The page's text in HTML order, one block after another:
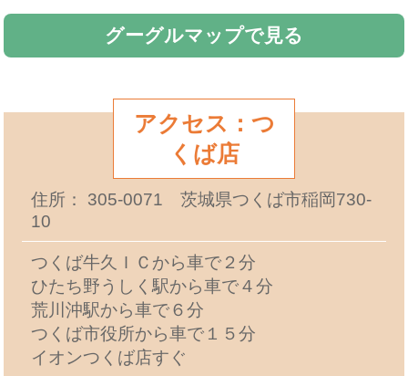
グーグルマップで見る
アクセス：つ
くば店
住所： 305-0071 茨城県つくば市稲岡730-
10
つくば牛久ＩＣから車で２分
ひたち野うしく駅から車で４分
荒川沖駅から車で６分
つくば市役所から車で１５分
イオンつくば店すぐ